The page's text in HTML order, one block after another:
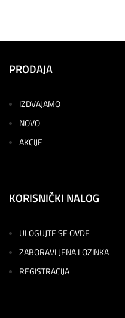
PRODAJA
IZDVAJAMO
NOVO
AKCIJE
KORISNIČKI NALOG
ULOGUJTE SE OVDE
ZABORAVLJENA LOZINKA
REGISTRACIJA